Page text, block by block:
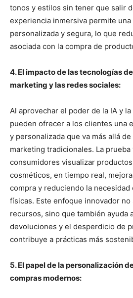
tonos y estilos sin tener que salir
experiencia inmersiva permite
personalizada y segura, lo que
asociada con la compra de
4. El impacto de las tecnologías
marketing y las redes sociales:
Al aprovechar el poder de la IA y la
pueden ofrecer a los clientes una
y personalizada que va más allá
marketing tradicionales. La
consumidores visualizar
cosméticos, en tiempo real,
compra y reduciendo la necesidad
físicas. Este enfoque innovador
recursos, sino que también ayuda
devoluciones y el desperdicio de
contribuye a prácticas más
5. El papel de la personalización
compras modernos: